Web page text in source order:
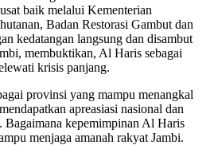
baik melalui Kementerian
Badan Restorasi Gambut dan
kedatangan langsung dan disambut
membuktikan, Al Haris sebagai
krisis panjang.
provinsi yang mampu menangkal
apreasiasi nasional dan
Bagaimana kepemimpinan Al Haris
menjaga amanah rakyat Jambi.